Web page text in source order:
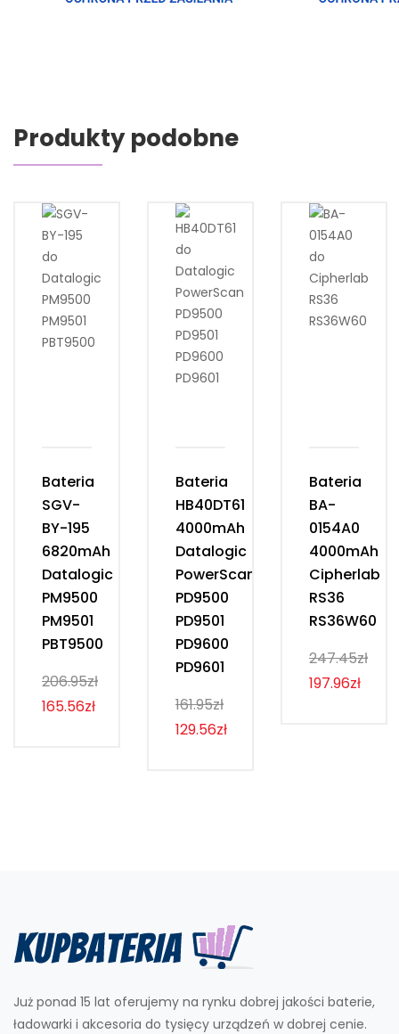
Produkty podobne
Bateria
SGV-
BY-195
6820mAh
Datalogic
PM9500
PM9501
PBT9500
206.95zł
165.56zł
Bateria
HB40DT61
4000mAh
Datalogic
PowerScan
PD9500
PD9501
PD9600
PD9601
161.95zł
129.56zł
Bateria
BA-
0154A0
4000mAh
Cipherlab
RS36
RS36W60
247.45zł
197.96zł
Już ponad 15 lat oferujemy na rynku dobrej jakości baterie,
ładowarki i akcesoria do tysięcy urządzeń w dobrej cenie.